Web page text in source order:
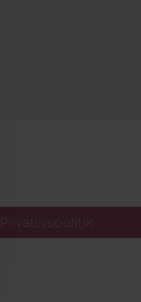
Privatlivspolitik